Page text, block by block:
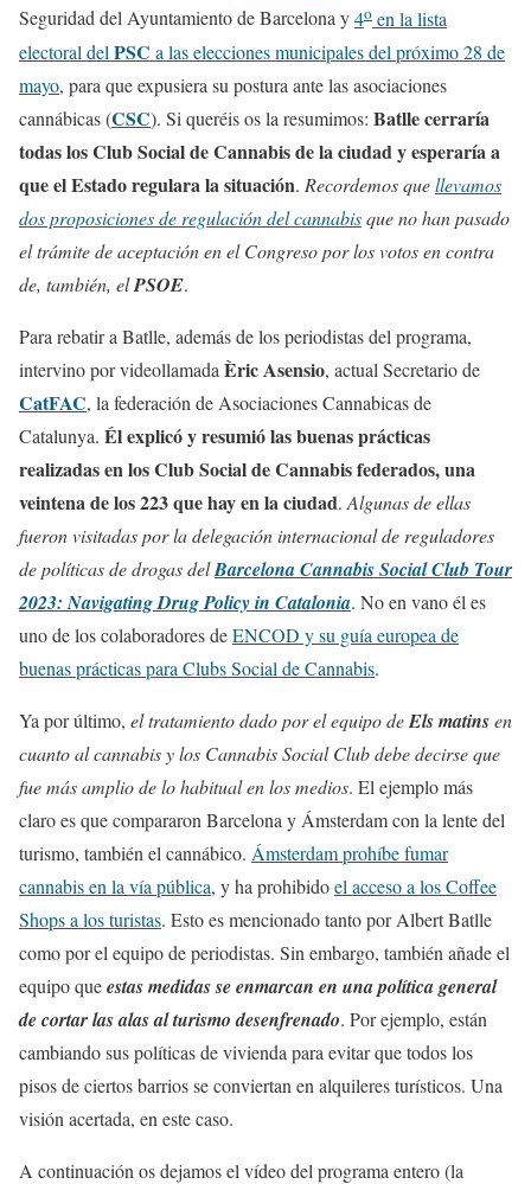
Seguridad del Ayuntamiento de Barcelona y4o en la lista
electoral del PSC a las elecciones municipales del próximo 28 de
mayo, para que expusiera su postura ante las asociaciones
cannábicas (CSC). Si queréis os la resumimos: Batlle cerraría
todas los Club Social de Cannabis de la ciudad y esperaría a
que el Estado regulara la situación. Recordemos quellevamos
dos proposiciones de regulación del cannabisque no han pasado
el trámite de aceptación en el Congreso por los votos en contra
de, también, elPSOE.
Para rebatir a Batlle, además de los periodistas del programa,
intervino por videollamada Èric Asensio, actual Secretario de
CatFAC, la federación de Asociaciones Cannabicas de
Catalunya. Él explicó y resumió las buenas prácticas
realizadas en los Club Social de Cannabis federados, una
veintena de los 223 que hay en la ciudad. Algunas de ellas
fueron visitadas por la delegación internacional de reguladores
de políticas de drogas delBarcelona Cannabis Social Club Tour
2023: Navigating Drug Policy in Catalonia. No en vano él es
uno de los colaboradores deENCOD y su guía europea de
buenas prácticas para Clubs Social de Cannabis.
Ya por último, el tratamiento dado por el equipo deEls matinsen
cuanto al cannabis y los Cannabis Social Club debe decirse que
fue más amplio de lo habitual en los medios. El ejemplo más
claro es que compararon Barcelona y Ámsterdam con la lente del
turismo, también el cannábico. Ámsterdamprohíbe fumar
cannabis en la vía pública, y ha prohibidoel acceso a los Coffee
Shops a los turistas. Esto es mencionado tanto por Albert Batlle
como por el equipo de periodistas. Sin embargo, también añade el
equipo queestas medidas se enmarcan en una política general
de cortar las alas al turismo desenfrenado. Por ejemplo, están
cambiando sus políticas de vivienda para evitar que todos los
pisos de ciertos barrios se conviertan en alquileres turísticos. Una
visión acertada, en este caso.
A continuación os dejamos el vídeo del programa entero (la